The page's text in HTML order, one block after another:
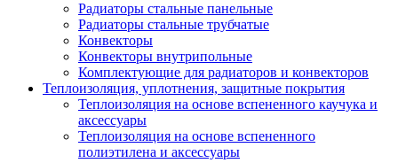
Радиаторы стальные панельные
Радиаторы стальные трубчатые
Конвекторы
Конвекторы внутрипольные
Комплектующие для радиаторов и конвекторов
Теплоизоляция, уплотнения, защитные покрытия
Теплоизоляция на основе вспененного каучука и
аксессуары
Теплоизоляция на основе вспененного
полиэтилена и аксессуары